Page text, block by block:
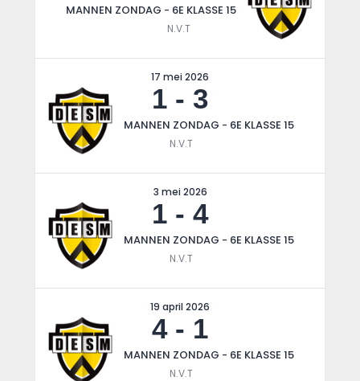
MANNEN ZONDAG - 6E KLASSE 15
N.V.T
17 mei 2026
1 - 3
MANNEN ZONDAG - 6E KLASSE 15
N.V.T
3 mei 2026
1 - 4
MANNEN ZONDAG - 6E KLASSE 15
N.V.T
19 april 2026
4- 1
MANNEN ZONDAG - 6E KLASSE 15
N.V.T